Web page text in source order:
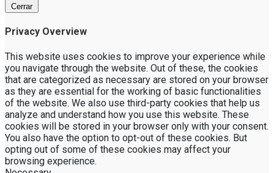
Cerrar
Privacy Overview
This website uses cookies to improve your experience while
you navigate through the website. Out of these, the cookies
that are categorized as necessary are stored on your browser
as they are essential for the working of basic functionalities
of the website. We also use third-party cookies that help us
analyze and understand how you use this website. These
cookies will be stored in your browser only with your consent.
You also have the option to opt-out of these cookies. But
opting out of some of these cookies may affect your
browsing experience.